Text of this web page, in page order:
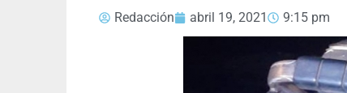
Redacción
abril 19, 2021 9:15 pm